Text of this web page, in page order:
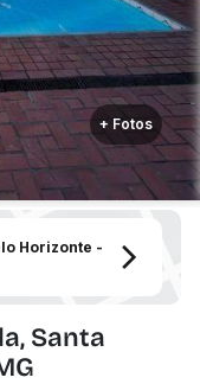
+ Fotos
Horizonte -
Santa